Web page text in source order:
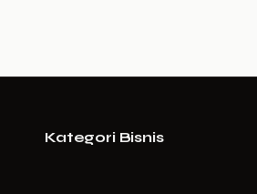
Kategori Bisnis